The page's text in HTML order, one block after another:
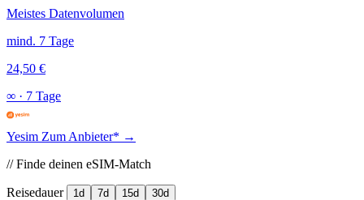
Meistes Datenvolumen
mind. 7 Tage
24,50 €
∞ · 7 Tage
Yesim Zum Anbieter* →
// Finde deinen eSIM-Match
Reisedauer 1d 7d 15d 30d